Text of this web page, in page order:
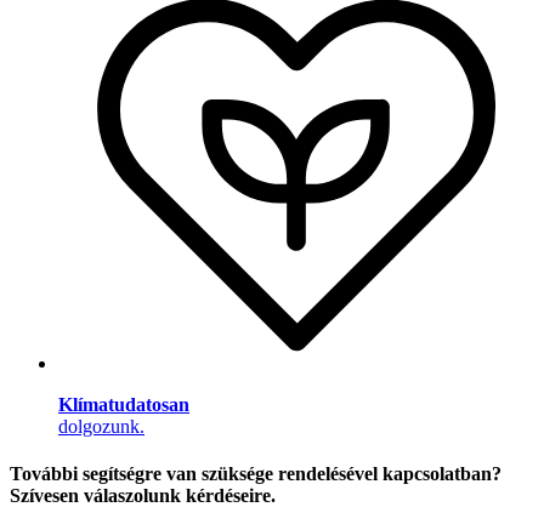
Klímatudatosan
dolgozunk.
További segítségre van szüksége rendelésével kapcsolatban?
Szívesen válaszolunk kérdéseire.